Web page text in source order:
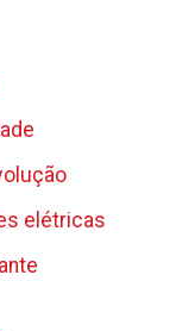
elétricas